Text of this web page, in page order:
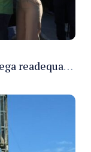
Governador Roberto Cidade entrega readequação do ambulatório da FCecon e amplia capacidade de atendimento oncológico em Manaus